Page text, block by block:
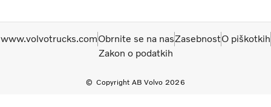
Copyright AB Volvo 2026
www.volvotrucks.comObrnite se na nasZasebnostO piškotkih
Zakon o podatkih